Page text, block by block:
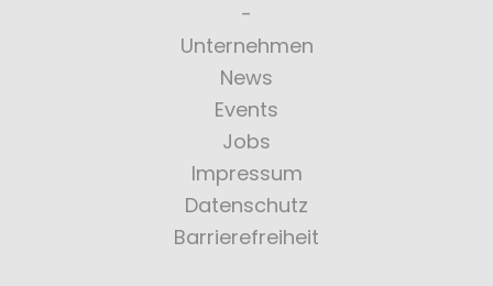
Unternehmen
News
Events
Jobs
Impressum
Datenschutz
Barrierefreiheit